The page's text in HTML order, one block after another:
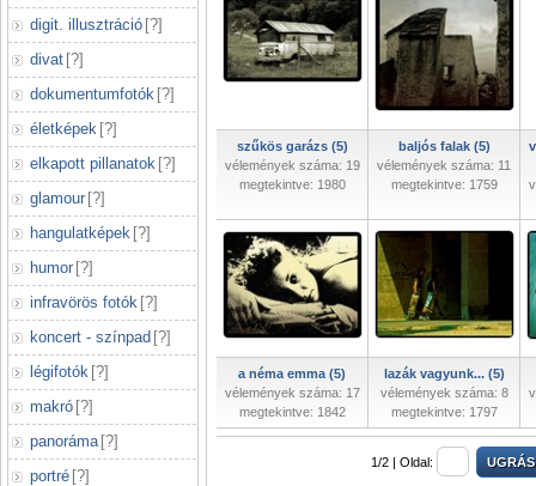
digit. illusztráció [?]
divat [?]
dokumentumfotók [?]
életképek [?]
elkapott pillanatok [?]
glamour [?]
hangulatképek [?]
humor [?]
infravörös fotók [?]
koncert - színpad [?]
légifotók [?]
makró [?]
panoráma [?]
portré [?]
szűkös garázs (5)
vélemények száma: 19
megtekintve: 1980
baljós falak (5)
vélemények száma: 11
megtekintve: 1759
a néma emma (5)
vélemények száma: 17
megtekintve: 1842
lazák vagyunk... (5)
vélemények száma: 8
megtekintve: 1797
1/2 | Oldal: